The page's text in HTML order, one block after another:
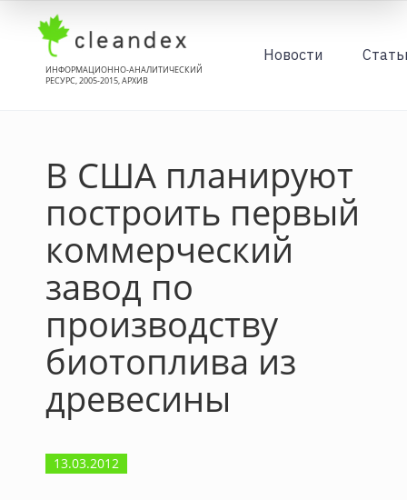
ИНФОРМАЦИОННО-АНАЛИТИЧЕСКИЙ
РЕСУРС, 2005-2015, АРХИВ
Новости
В США планируют
построить первый
коммерческий
завод по
производству
биотоплива из
древесины
13.03.2012